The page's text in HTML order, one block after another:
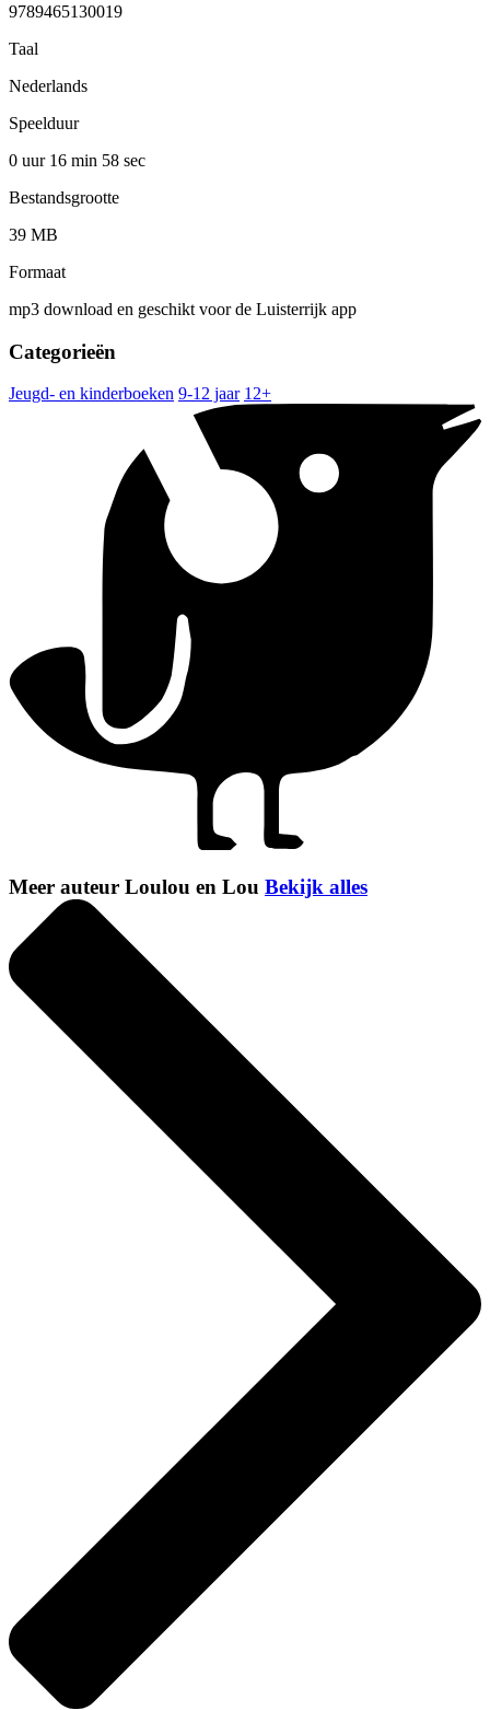
9789465130019
Taal
Nederlands
Speelduur
0 uur 16 min 58 sec
Bestandsgrootte
39 MB
Formaat
mp3 download en geschikt voor de Luisterrijk app
Categorieën
Jeugd- en kinderboeken 9-12 jaar 12+
Meer auteur Loulou en Lou Bekijk alles